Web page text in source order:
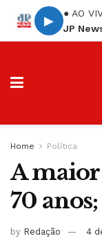
▶
● AO
JP
Home Política
A maior
70
by Redação 4